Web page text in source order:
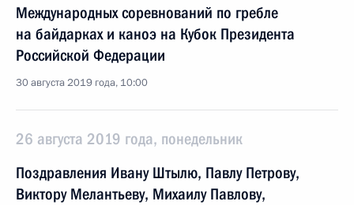
Международных соревнований по гребле
на байдарках и каноэ на Кубок Президента
Российской Федерации
30 августа 2019 года, 10:00
26 августа 2019 года, понедельник
Поздравления Ивану Штылю, Павлу Петрову,
Виктору Мелантьеву, Михаилу Павлову,